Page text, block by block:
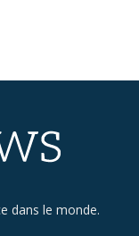
dans le monde.